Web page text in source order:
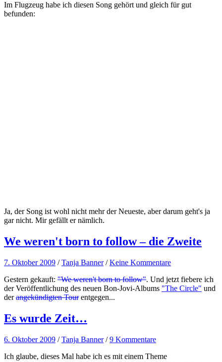
Im Flugzeug habe ich diesen Song gehört und gleich für gut
befunden:
Ja, der Song ist wohl nicht mehr der Neueste, aber darum geht's ja
gar nicht. Mir gefällt er nämlich.
We weren't born to follow – die Zweite
7. Oktober 2009 /Tanja Banner /Keine Kommentare
Gestern gekauft: "We weren't born to follow". Und jetzt fiebere ich
der Veröffentlichung des neuen Bon-Jovi-Albums "The Circle" und
derangekündigten Tourentgegen...
Es wurde Zeit…
6. Oktober 2009 /Tanja Banner /9 Kommentare
Ich glaube, dieses Mal habe ich es mit einem Theme